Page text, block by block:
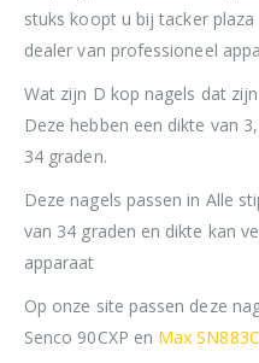
stuks koopt u bij tacker
dealer van professioneel
Wat zijn D kop nagels dat
Deze hebben een dikte van
34 graden.
Deze nagels passen in Alle
van 34 graden en dikte kan
apparaat
Op onze site passen deze
Senco 90CXP en Max